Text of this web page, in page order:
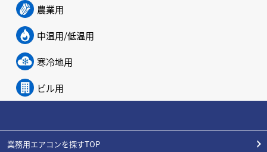
農業用
中温用/低温用
寒冷地用
ビル用
業務用エアコンを探すTOP